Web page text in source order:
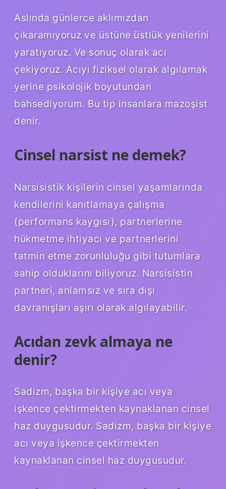
Aslında günlerce aklımızdan
çıkaramıyoruz ve üstüne üstlük yenilerini
yaratıyoruz. Ve sonuç olarak acı
çekiyoruz. Acıyı fiziksel olarak algılamak
yerine psikolojik boyutundan
bahsediyorum. Bu tip insanlara mazoşist
denir.
Cinsel narsist ne demek?
Narsisistik kişilerin cinsel yaşamlarında
kendilerini kanıtlamaya çalışma
(performans kaygısı), partnerlerine
hükmetme ihtiyacı ve partnerlerini
tatmin etme zorunluluğu gibi tutumlara
sahip olduklarını biliyoruz. Narsisistin
partneri, anlamsız ve sıra dışı
davranışları aşırı olarak algılayabilir.
Acıdan zevk almaya ne
denir?
Sadizm, başka bir kişiye acı veya
işkence çektirmekten kaynaklanan cinsel
haz duygusudur. Sadizm, başka bir kişiye
acı veya işkence çektirmekten
kaynaklanan cinsel haz duygusudur.